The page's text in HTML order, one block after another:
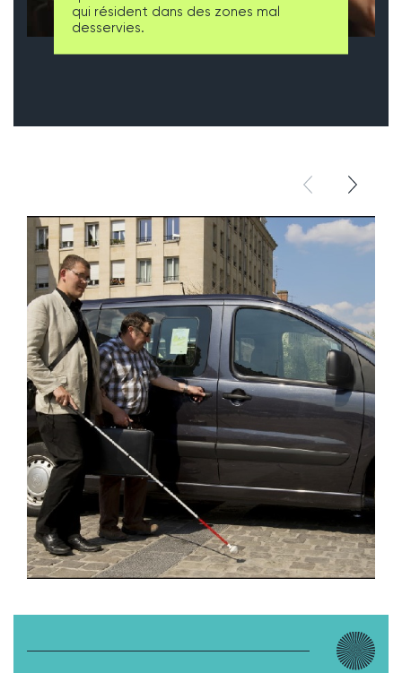
qui résident dans des zones mal
desservies.
élément